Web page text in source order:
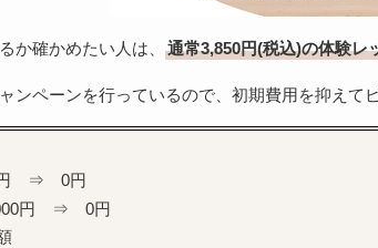
か確かめたい人は、 通常3,850円(税込)の体験レ
ンペーンを行っているので、初期費用を抑えて
円 ⇒ 0円
円 ⇒ 0円